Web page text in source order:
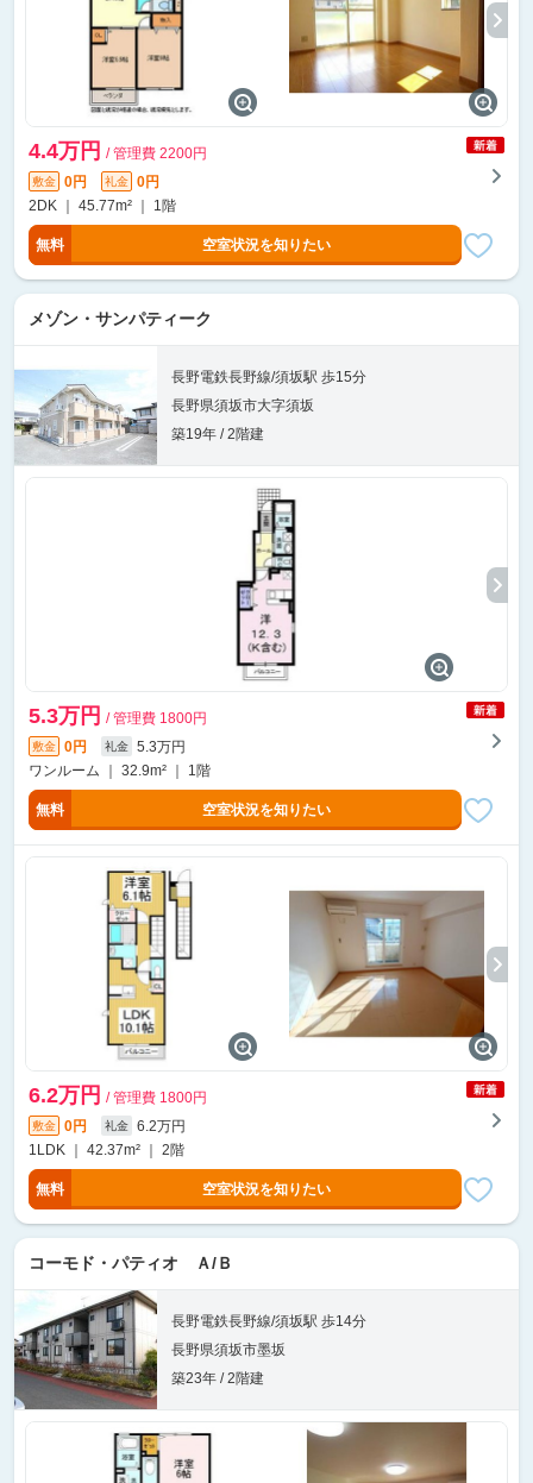
4.4万円 / 管理費 2200円
敷金 0円 礼金
0円
2DK ｜ 45.77m² ｜ 1階
無料 空室状況を知りたい
メゾン・サンパティーク
長野電鉄長野線/須坂駅 歩15分
長野県須坂市大字須坂
築19年 / 2階建
5.3万円 / 管理費 1800円
敷金 0円 礼金
5.3万円
ワンルーム ｜ 32.9m² ｜ 1階
無料 空室状況を知りたい
6.2万円 / 管理費 1800円
敷金 0円 礼金
6.2万円
1LDK ｜ 42.37m² ｜ 2階
無料 空室状況を知りたい
コーモド・パティオ Ａ/Ｂ
長野電鉄長野線/須坂駅 歩14分
長野県須坂市墨坂
築23年 / 2階建